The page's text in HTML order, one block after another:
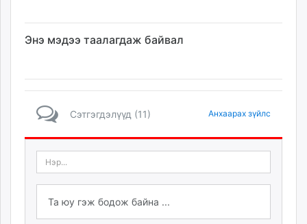
Энэ мэдээ таалагдаж байвал
Сэтгэгдэлүүд (11) Анхаарах зүйлс